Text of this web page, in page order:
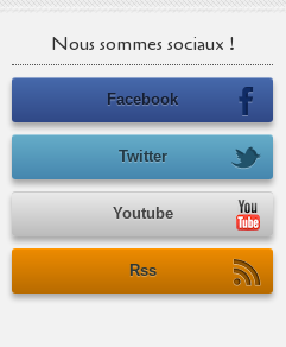
Nous sommes sociaux !
Facebook
Twitter
Youtube
Rss